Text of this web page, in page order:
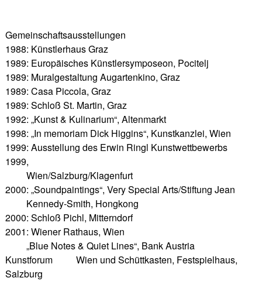
Gemeinschaftsausstellungen
1988: Künstlerhaus Graz
1989: Europäisches Künstlersymposeon, Pocitelj
1989: Muralgestaltung Augartenkino, Graz
1989: Casa Piccola, Graz
1989: Schloß St. Martin, Graz
1992: „Kunst & Kulinarium“, Altenmarkt
1998: „In memoriam Dick Higgins“, Kunstkanzlei, Wien
1999: Ausstellung des Erwin Ringl Kunstwettbewerbs
1999,
Wien/Salzburg/Klagenfurt
2000: „Soundpaintings“, Very Special Arts/Stiftung Jean
Kennedy-Smith, Hongkong
2000: Schloß Pichl, Mitterndorf
2001: Wiener Rathaus, Wien
„Blue Notes & Quiet Lines“, Bank Austria
Kunstforum Wien und Schüttkasten, Festspielhaus,
Salzburg